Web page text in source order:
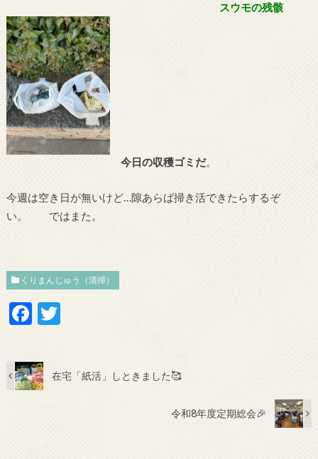
スウモの残骸
今日の収穫ゴミだ。
今週は空き日が無いけど…隙あらば掃き活できたらするぞ
い。 ではまた。
くりまんじゅう（清掃）
F
e
b
T
er
在宅「紙活」しときました🥰
令和8年度定期総会🎉